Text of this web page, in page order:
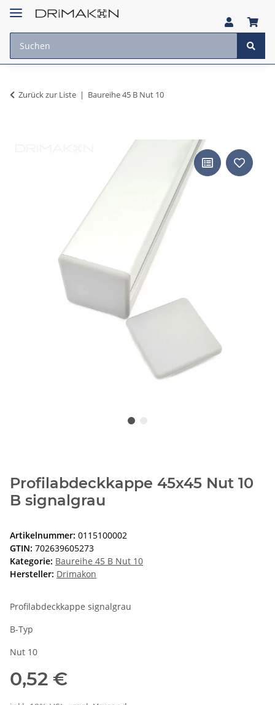
Zurück zur Liste Baureihe 45 B Nut 10
Profilabdeckkappe 45x45 Nut 10
B signalgrau
Artikelnummer: 0115100002
GTIN: 702639605273
Kategorie: Baureihe 45 B Nut 10
Hersteller: Drimakon
Profilabdeckkappe signalgrau
B-Typ
Nut 10
0,52 €